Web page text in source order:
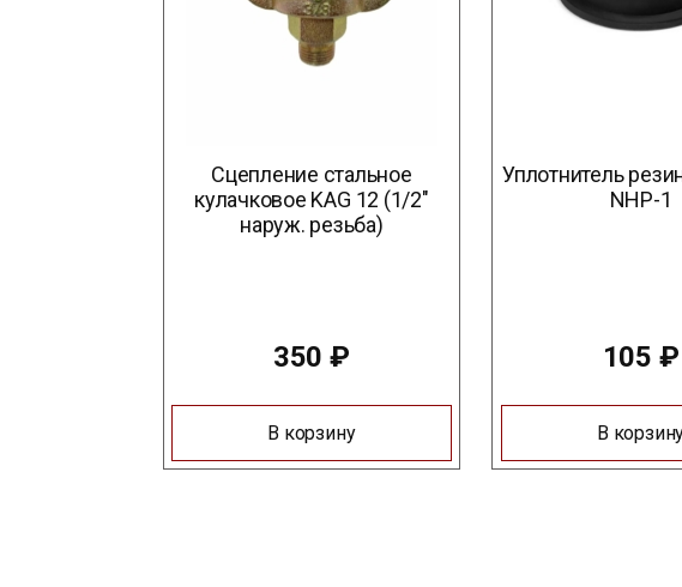
Сцепление стальное
кулачковое KAG 12 (1/2″
наруж. резьба)
350₽
В корзину
Уплотнитель
NHP-1
105 ₽
В